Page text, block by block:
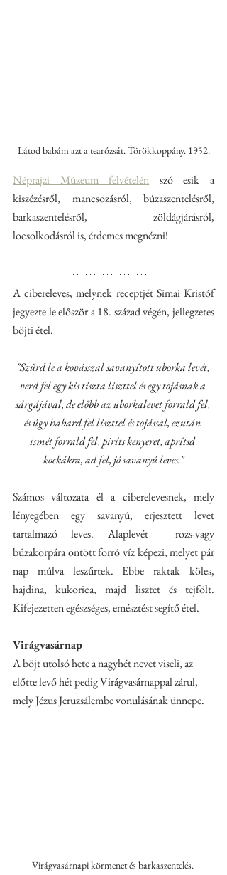
Látod babám azt a tearózsát. Törökkoppány. 1952.
Néprajzi Múzeum felvételén szó esik a
kiszézésről, mancsozásról, búzaszentelésről,
barkaszentelésről, zöldágjárásról,
locsolkodásról is, érdemes megnézni!
A cibereleves, melynek receptjét Simai Kristóf
jegyezte le először a 18. század végén, jellegzetes
böjti étel.
"Szűrd le a kovásszal savanyított uborka levét,
verd fel egy kis tiszta liszttel és egy tojásnak a
sárgájával, de előbb az uborkalevet forrald fel,
és úgy habard fel liszttel és tojással, ezután
ismét forrald fel, piríts kenyeret, aprítsd
kockákra, ad fel, jó savanyú leves."
Számos változata él a ciberelevesnek, mely
lényegében egy savanyú, erjesztett levet
tartalmazó leves. Alaplevét  rozs-vagy
búzakorpára öntött forró víz képezi, melyet pár
nap múlva leszűrtek. Ebbe raktak köles,
hajdina, kukorica, majd lisztet és tejfölt.
Kifejezetten egészséges, emésztést segítő étel.
Virágvasárnap
A böjt utolsó hete a nagyhét nevet viseli, az
előtte levő hét pedig Virágvasárnappal zárul,
mely Jézus Jeruzsálembe vonulásának ünnepe.
Virágvasárnapi körmenet és barkaszentelés.